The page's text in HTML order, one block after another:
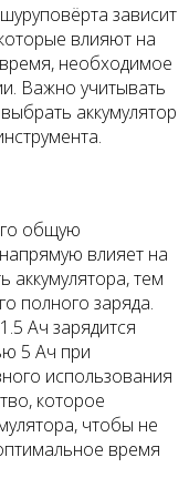
зависит
влияют на
необходимое
Важно учитывать
аккумулятор
общую
влияет на
аккумулятора, тем
полного заряда.
Ач зарядится
5 Ач при
использования
которое
чтобы не
время